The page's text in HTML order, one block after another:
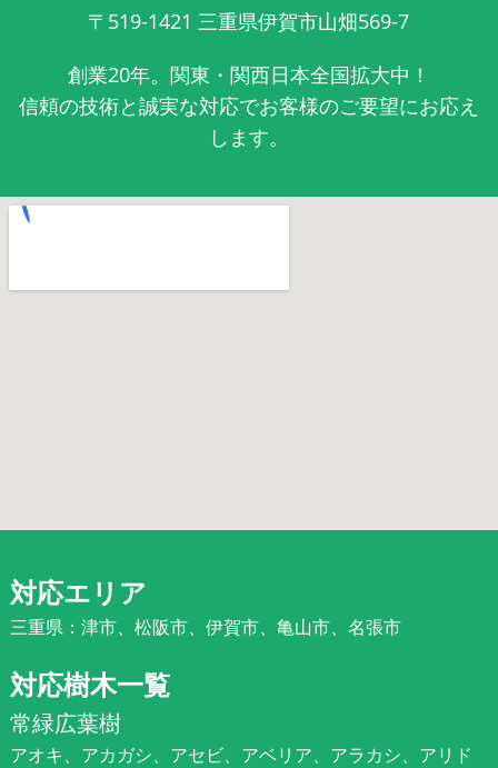
〒519-1421 三重県伊賀市山畑569-7
創業20年。関東・関西日本全国拡大中！
信頼の技術と誠実な対応でお客様のご要望にお応え
します。
対応エリア
三重県：津市、松阪市、伊賀市、亀山市、名張市
対応樹木一覧
常緑広葉樹
アオキ、アカガシ、アセビ、アベリア、アラカシ、アリド